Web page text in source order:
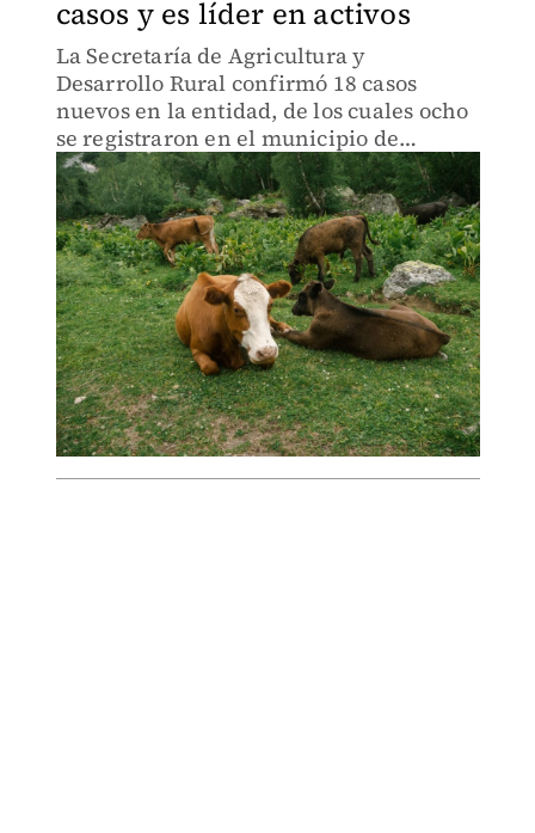
casos y es líder en activos
La Secretaría de Agricultura y
Desarrollo Rural confirmó 18 casos
nuevos en la entidad, de los cuales ocho
se registraron en el municipio de
Linares.